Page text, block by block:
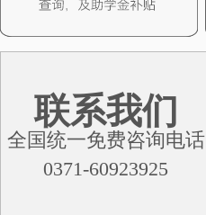
联系我们
全国统一免费咨询电话
0371-60923925